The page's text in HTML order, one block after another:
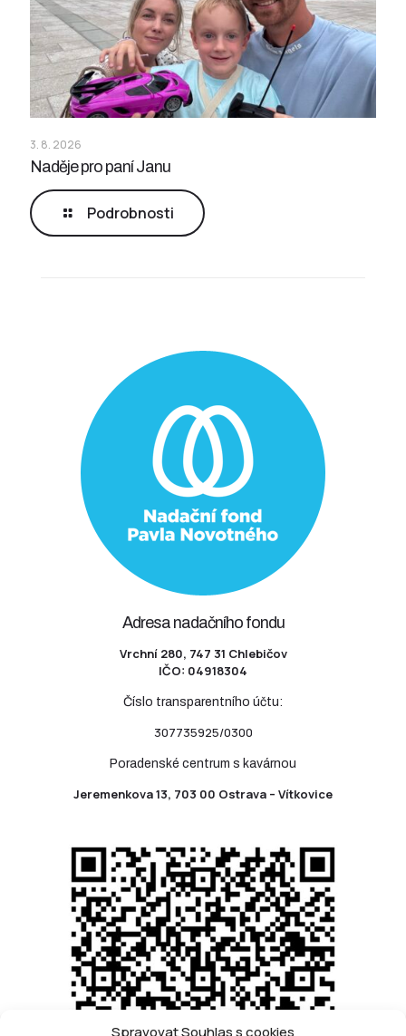
Spravovat Souhlas s cookies
3. 8. 2026
Naděje pro paní Janu
Podrobnosti
Adresa nadačního fondu
Vrchní 280, 747 31 Chlebičov
IČO: 04918304
Číslo transparentního účtu:
307735925/0300
Poradenské centrum s kavárnou
Jeremenkova 13, 703 00 Ostrava – Vítkovice